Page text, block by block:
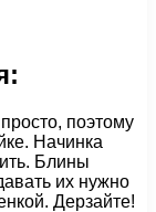
поэтому
Начинка
Блины
их нужно
Дерзайте!